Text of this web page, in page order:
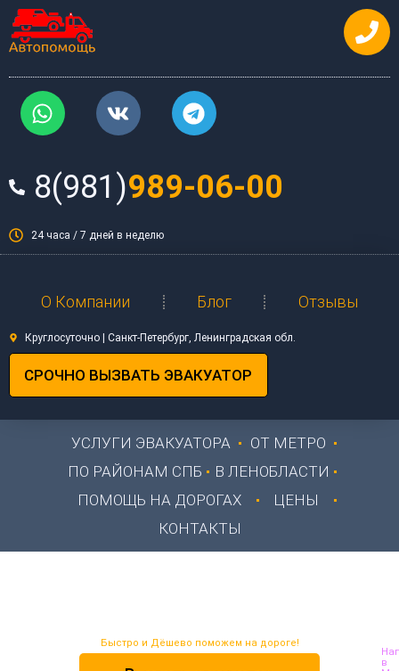
Перейти
W
h
t
s
p
p
V
k
T
e
e
g
m
8(981)989-06-00
24 часа / 7 дней в неделю
О Компании Блог Отзывы
Круглосуточно | Санкт-Петербург, Ленинградская обл.
СРОЧНО ВЫЗВАТЬ ЭВАКУАТОР
УСЛУГИ ЭВАКУАТОРА
ОТ МЕТРО
ПО РАЙОНАМ СПБ
В ЛЕНОБЛАСТИ
ПОМОЩЬ НА ДОРОГАХ
ЦЕНЫ
КОНТАКТЫ
Быстро и Дёшево поможем на дороге!
в